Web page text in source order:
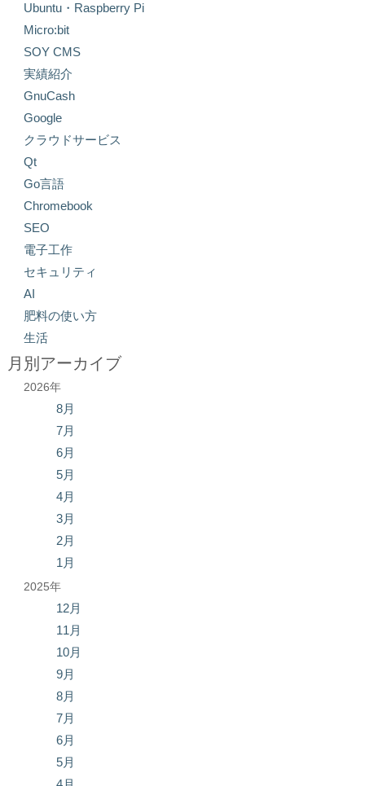
Ubuntu・Raspberry Pi
Micro:bit
SOY CMS
実績紹介
GnuCash
Google
クラウドサービス
Qt
Go言語
Chromebook
SEO
電子工作
セキュリティ
AI
肥料の使い方
生活
月別アーカイブ
2026年
8月
7月
6月
5月
4月
3月
2月
1月
2025年
12月
11月
10月
9月
8月
7月
6月
5月